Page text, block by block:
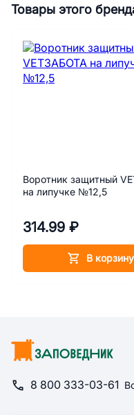
Товары этого
Воротник защитный
на липучке №12,5
314.99 ₽
В корзину
8 800 333-03-61